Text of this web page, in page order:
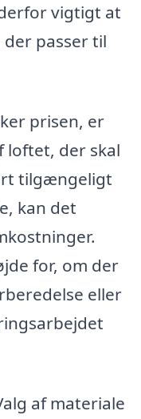
vigtigt at
passer til
prisen, er
loftet, der skal
tilgængeligt
kan det
for, om der
eller
af materiale